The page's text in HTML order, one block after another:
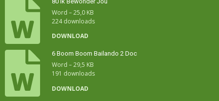
Word – 25,0 KB
224 downloads
DOWNLOAD
6 Boom Boom Bailando 2 Doc
Word – 29,5 KB
191 downloads
DOWNLOAD